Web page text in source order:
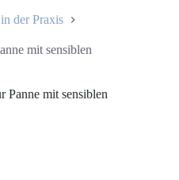
der Praxis
mit sensiblen
Panne mit sensiblen